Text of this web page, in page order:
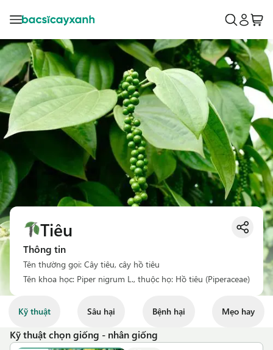
Tiêu
Thông tin
Tên thường gọi: Cây tiêu, cây hồ tiêu
Tên khoa học: Piper nigrum L., thuộc họ: Hồ tiêu (Piperaceae)
Kỹ thuật Sâu hại Bệnh hại Mẹo hay
Kỹ thuật chọn giống - nhân giống